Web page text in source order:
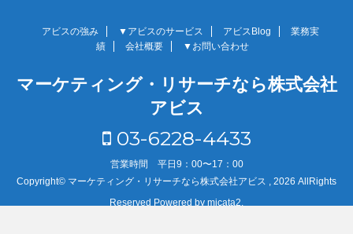
アビスの強み ▼アビスのサービス アビスBlog
業務実
績
会社概要 ▼お問い合わせ
マーケティング・リサーチなら株式会社
アビス
03-6228-4433
営業時間 平日9：00〜17：00
Copyright© マーケティング・リサーチなら株式会社アビス , 2026 AllRights
Reserved Powered by micata2